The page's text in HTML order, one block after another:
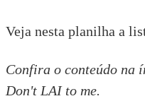
Veja nesta planilha a
Confira o conteúdo na
Don't LAI to me.